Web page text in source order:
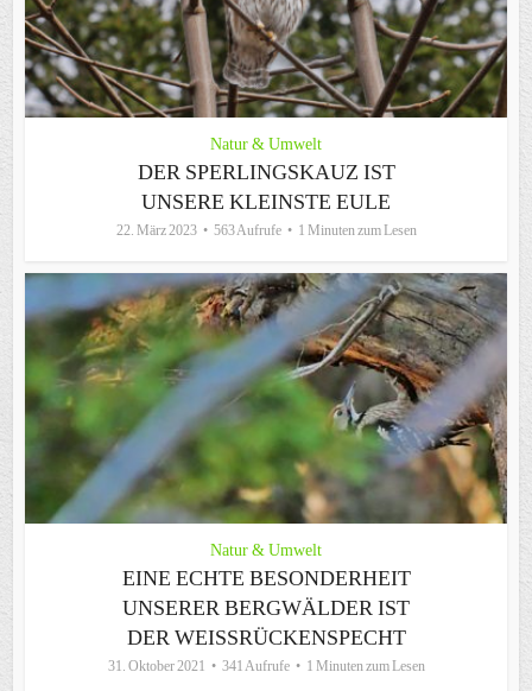
Natur & Umwelt
DER SPERLINGSKAUZ IST
UNSERE KLEINSTE EULE
22. März 2023 563 Aufrufe 1 Minuten zum Lesen
Natur & Umwelt
EINE ECHTE BESONDERHEIT
UNSERER BERGWÄLDER IST
DER WEISSRÜCKENSPECHT
31. Oktober 2021 341 Aufrufe 1 Minuten zum Lesen